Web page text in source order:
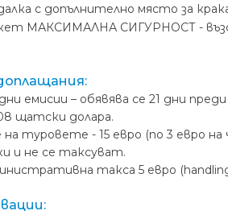
с допълнително място за
МАКСИМАЛНА СИГУРНОСТ -
емисии – обявява се 21 дни
щатски долара.
туровете - 15 евро (по 3 евро
и не се таксуват.
такса 5 евро